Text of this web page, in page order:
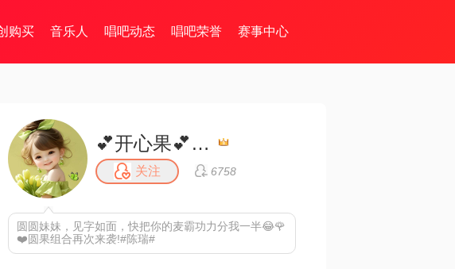
购买 音乐人 唱吧动态 唱吧荣誉 赛事中心
💕开心果💕 🌹
关注 6758
圆圆妹妹，见字如面，快把你的麦霸功力分我一半😂🌹
❤️圆果组合再次来袭!#陈瑞#